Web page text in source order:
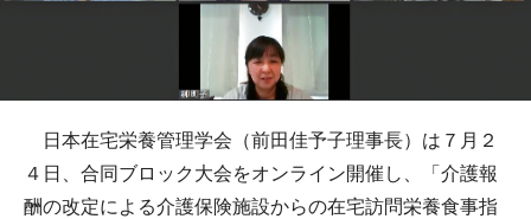
日本在宅栄養管理学会（前田佳予子理事長）は７月２
４日、合同ブロック大会をオンライン開催し、「介護報
酬の改定による介護保険施設からの在宅訪問栄養食事指